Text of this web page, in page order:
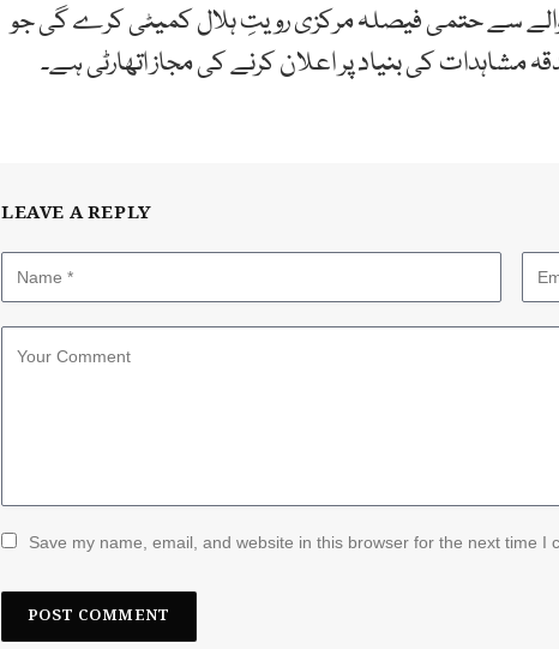
سے حتمی فیصلہ مرکزی رویتِ ہلال کمیٹی کرے گی جو
کی بنیاد پر اعلان کرنے کی مجاز اتھارٹی ہے۔
LEAVE A REPLY
Save my name, email, and website in this browser for the next time I